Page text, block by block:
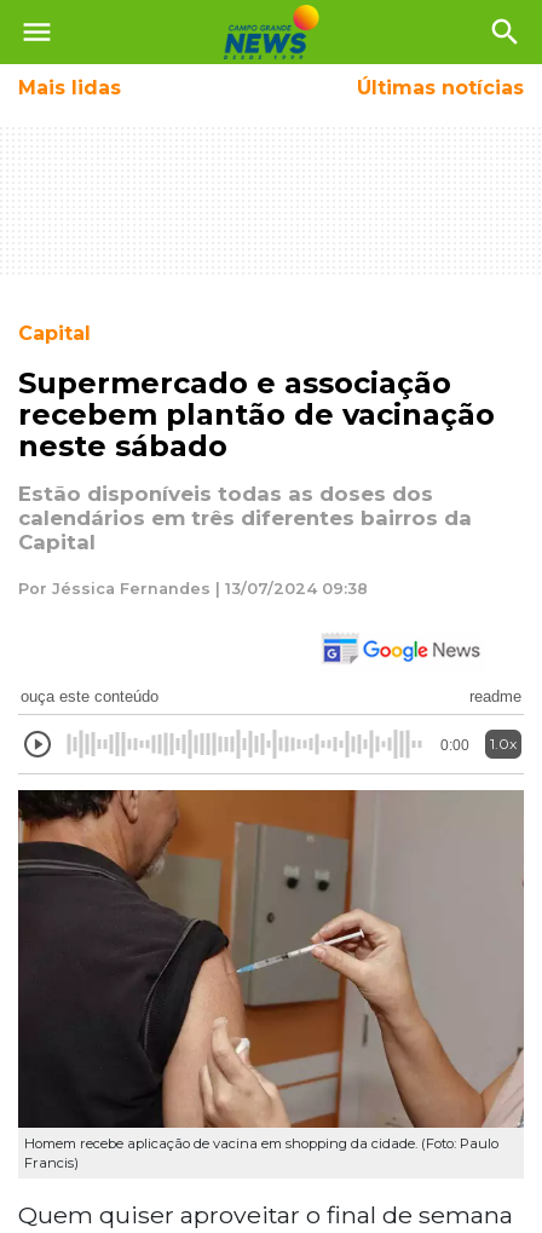
menu search
Mais lidas Últimas notícias
Capital
Supermercado e associação
recebem plantão de vacinação
neste sábado
Estão disponíveis todas as doses dos
calendários em três diferentes bairros da
Capital
Por Jéssica Fernandes | 13/07/2024 09:38
ouça este conteúdo readme
0:00 1.0x
Homem recebe aplicação de vacina em shopping da cidade. (Foto: Paulo
Francis)
Quem quiser aproveitar o final de semana